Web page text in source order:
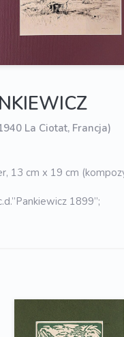
La Ciotat, Francja)
13 cm x 19 cm
1899”;